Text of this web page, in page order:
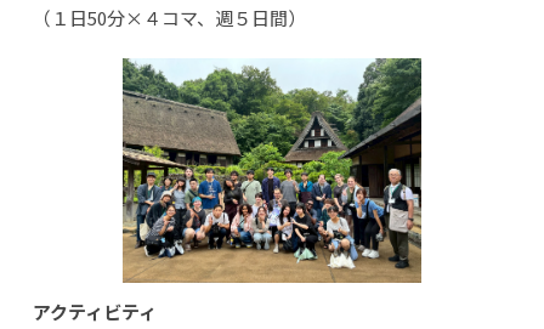
（１日50分×４コマ、週５日間）
アクティビティ